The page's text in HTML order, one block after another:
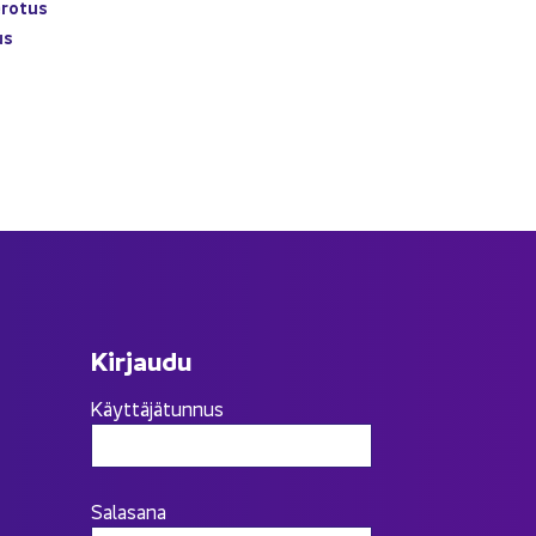
Kir­jau­du
Käyttäjätunnus
Salasana